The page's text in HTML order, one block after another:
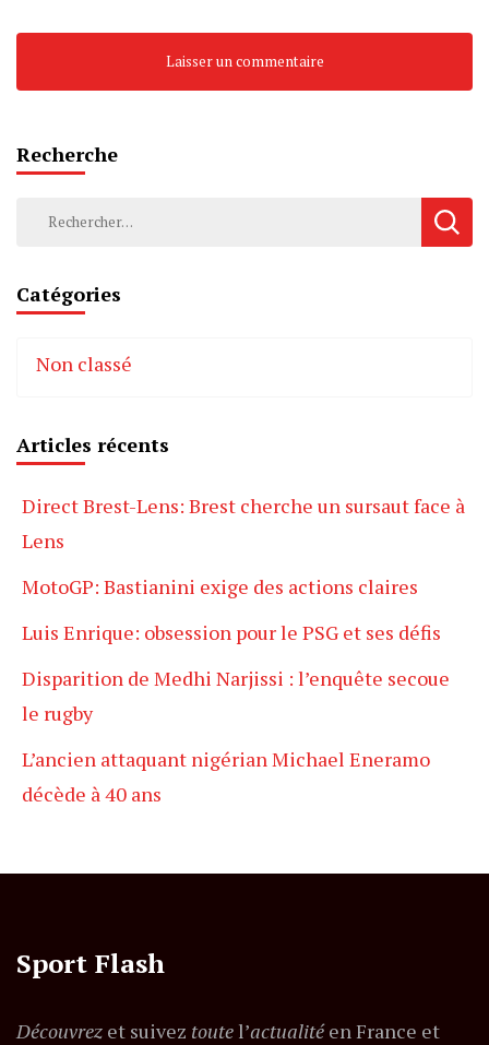
Recherche
Rechercher :
Catégories
Non classé
Articles récents
Direct Brest-Lens: Brest cherche un sursaut face à
Lens
MotoGP: Bastianini exige des actions claires
Luis Enrique: obsession pour le PSG et ses défis
Disparition de Medhi Narjissi : l’enquête secoue
le rugby
L’ancien attaquant nigérian Michael Eneramo
décède à 40 ans
Sport Flash
Découvrez et suivez toutel’actualitéen France et